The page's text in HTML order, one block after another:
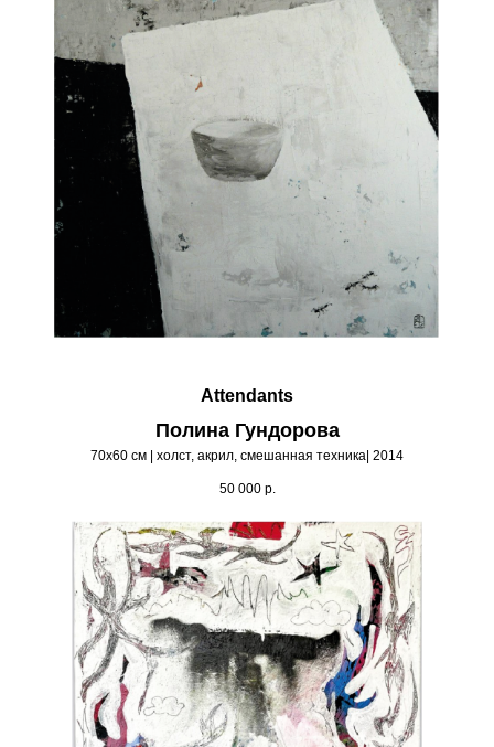
Attendants
Полина Гундорова
70х60 см | холст, акрил, смешанная техника| 2014
50 000 р.